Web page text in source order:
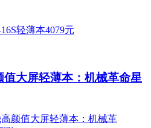
值大屏轻薄本：机械革命星